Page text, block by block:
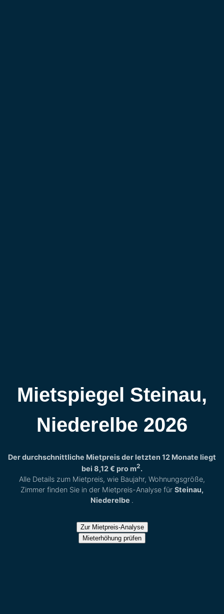
Mietspiegel Steinau,
Niederelbe 2026
Der durchschnittliche Mietpreis der letzten 12 Monate liegt
bei 8,12 € pro m2.
Alle Details zum Mietpreis, wie Baujahr, Wohnungsgröße,
Zimmer finden Sie in der Mietpreis-Analyse für Steinau,
Niederelbe .
Zur Mietpreis-Analyse
Mieterhöhung prüfen